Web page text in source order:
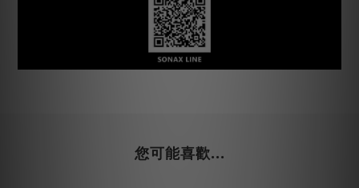
您可能喜歡...